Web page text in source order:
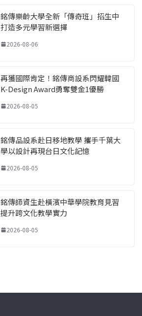
銘傳樂齡大學全新「傳奇班」招生中
打造多元學習新選擇
2026-08-06
再獲國際肯定！銘傳商設系閃耀韓國
K-Design Award勇奪雙金1優勝
2026-08-05
銘傳品設系赴日移地教學 攜手千葉大
學以設計再現台日文化記憶
2026-08-05
銘傳師資生赴橫濱中華學院教育見習
提升跨文化教學實力
2026-08-05